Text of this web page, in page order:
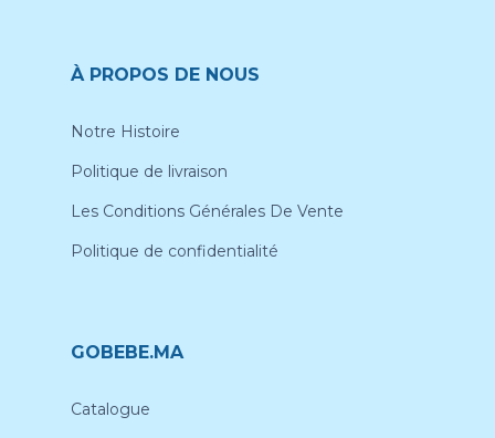
À PROPOS DE NOUS
Notre Histoire
Politique de livraison
Les Conditions Générales De Vente
Politique de confidentialité
GOBEBE.MA
Catalogue